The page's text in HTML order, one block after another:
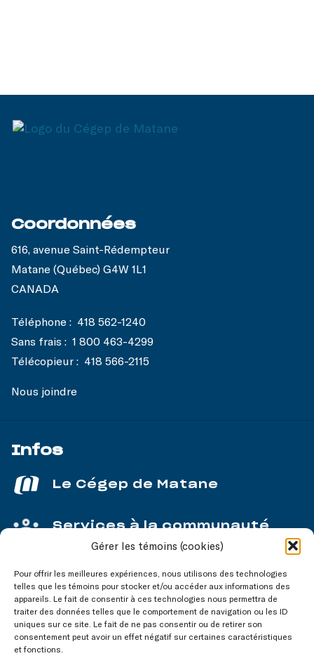
Gérer les témoins (cookies)
Pour offrir les meilleures expériences, nous utilisons des technologies
telles que les témoins pour stocker et/ou accéder aux informations des
appareils. Le fait de consentir à ces technologies nous permettra de
traiter des données telles que le comportement de navigation ou les ID
uniques sur ce site. Le fait de ne pas consentir ou de retirer son
consentement peut avoir un effet négatif sur certaines caractéristiques
et fonctions.
Coordonnées
616, avenue Saint-Rédempteur
Matane (Québec) G4W 1L1
CANADA
Téléphone : 418 562-1240
Sans frais : 1 800 463-4299
Télécopieur : 418 566-2115
Nous joindre
Infos
Le Cégep de Matane
Services à la communauté
Service aux entreprises
Nos réseaux